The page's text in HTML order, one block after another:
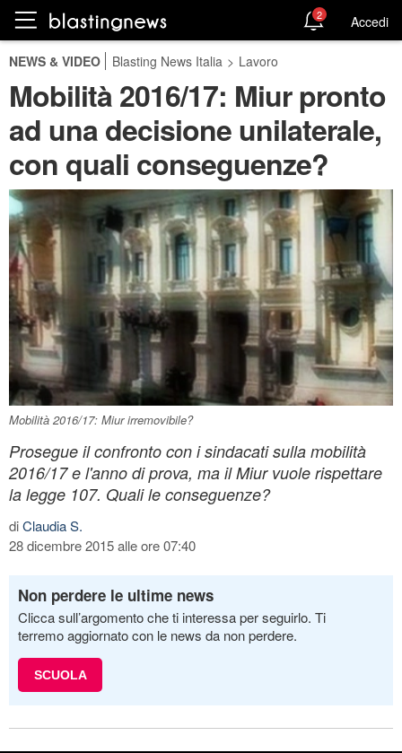
2 Accedi
NEWS & VIDEO Blasting News Italia > Lavoro
Mobilità 2016/17: Miur pronto
ad una decisione unilaterale,
con quali conseguenze?
Mobilità 2016/17: Miur irremovibile?
Prosegue il confronto con i sindacati sulla mobilità
2016/17 e l'anno di prova, ma il Miur vuole rispettare
la legge 107. Quali le conseguenze?
diClaudia S.
28 dicembre 2015 alle ore 07:40
Non perdere le ultime news
Clicca sull’argomento che ti interessa per seguirlo. Ti
terremo aggiornato con le news da non perdere.
SCUOLA